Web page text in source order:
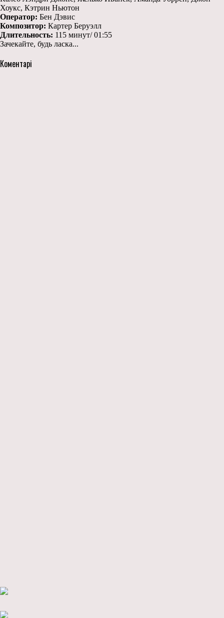
Хоукс, Кэтрин Ньютон
Оператор: Бен Дэвис
Композитор: Картер Беруэлл
Длительность: 115 минут/ 01:55
Зачекайте, будь ласка...
Коментарі